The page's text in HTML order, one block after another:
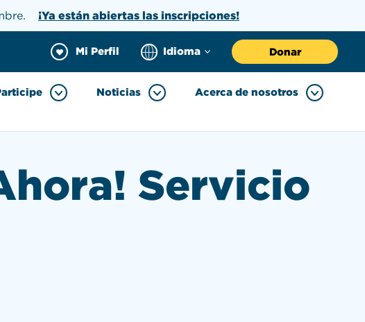
¡Ya están abiertas las inscripciones!
Mi Perfil Idioma Donar
Noticias Acerca de nosotros
Servicio